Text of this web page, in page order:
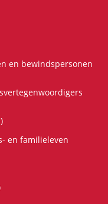
en bewindspersonen
en familieleven